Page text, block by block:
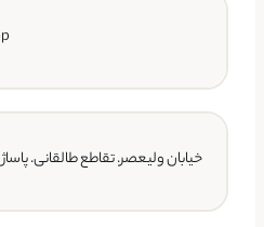
خیابان ولیعصر. تقاطع طالقانی.